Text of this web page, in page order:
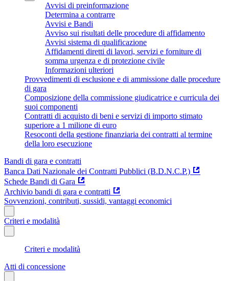
Avvisi di preinformazione
Determina a contrarre
Avvisi e Bandi
Avviso sui risultati delle procedure di affidamento
Avvisi sistema di qualificazione
Affidamenti diretti di lavori, servizi e forniture di
somma urgenza e di protezione civile
Informazioni ulteriori
Provvedimenti di esclusione e di ammissione dalle procedure
di gara
Composizione della commissione giudicatrice e curricula dei
suoi componenti
Contratti di acquisto di beni e servizi di importo stimato
superiore a 1 milione di euro
Resoconti della gestione finanziaria dei contratti al termine
della loro esecuzione
Bandi di gara e contratti
Banca Dati Nazionale dei Contratti Pubblici (B.D.N.C.P.)
Schede Bandi di Gara
Archivio bandi di gara e contratti
Sovvenzioni, contributi, sussidi, vantaggi economici
Criteri e modalità
Criteri e modalità
Atti di concessione